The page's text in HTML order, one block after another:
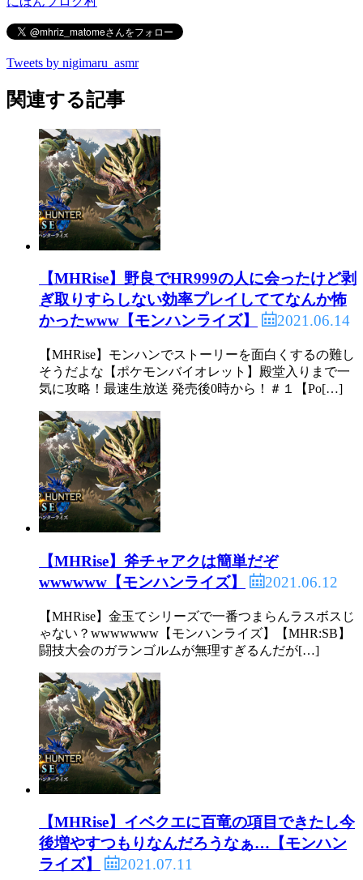
Tweets by nigimaru_asmr
関連する記事
【MHRise】野良でHR999の人に会ったけど剥
ぎ取りすらしない効率プレイしててなんか怖
かったwww【モンハンライズ】
2021.06.14
【MHRise】モンハンでストーリーを面白くするの難し
そうだよな【ポケモンバイオレット】殿堂入りまで一
気に攻略！最速生放送 発売後0時から！＃１【Po[…]
【MHRise】斧チャアクは簡単だぞ
wwwwww【モンハンライズ】
2021.06.12
【MHRise】金玉てシリーズで一番つまらんラスボスじ
ゃない？wwwwwww【モンハンライズ】【MHR:SB】
闘技大会のガランゴルムが無理すぎるんだが[…]
【MHRise】イベクエに百竜の項目できたし今
後増やすつもりなんだろうなぁ…【モンハン
ライズ】
2021.07.11